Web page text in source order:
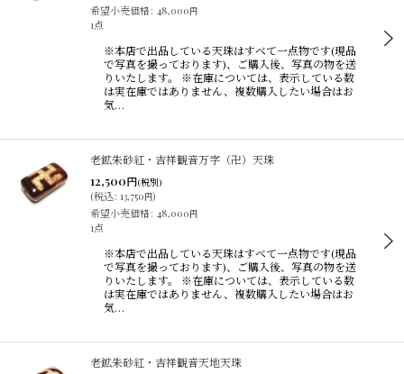
希望小売価格: 48,000円
1点
※本店で出品している天珠はすべて一点物です(現品
で写真を撮っております)、ご購入後、写真の物を送
りいたします。 ※在庫については、表示している数
は実在庫ではありません、複数購入したい場合はお
気…
老鉱朱砂紅・吉祥観音万字（卍）天珠
12,500円(税別)
(税込: 13,750円)
希望小売価格: 48,000円
1点
※本店で出品している天珠はすべて一点物です(現品
で写真を撮っております)、ご購入後、写真の物を送
りいたします。 ※在庫については、表示している数
は実在庫ではありません、複数購入したい場合はお
気…
老鉱朱砂紅・吉祥観音天地天珠